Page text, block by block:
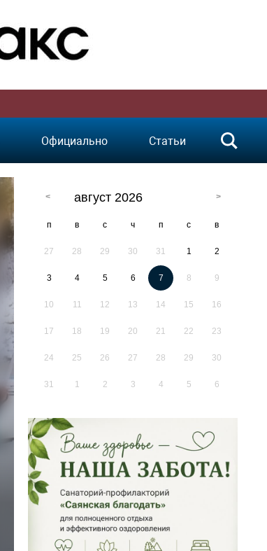
Официально Статьи
август 2026
п в с ч п с в
27 28 29 30 31 1 2
3 4 5 6 7 8 9
10 11 12 13 14 15 16
17 18 19 20 21 22 23
24 25 26 27 28 29 30
31 1 2 3 4 5 6